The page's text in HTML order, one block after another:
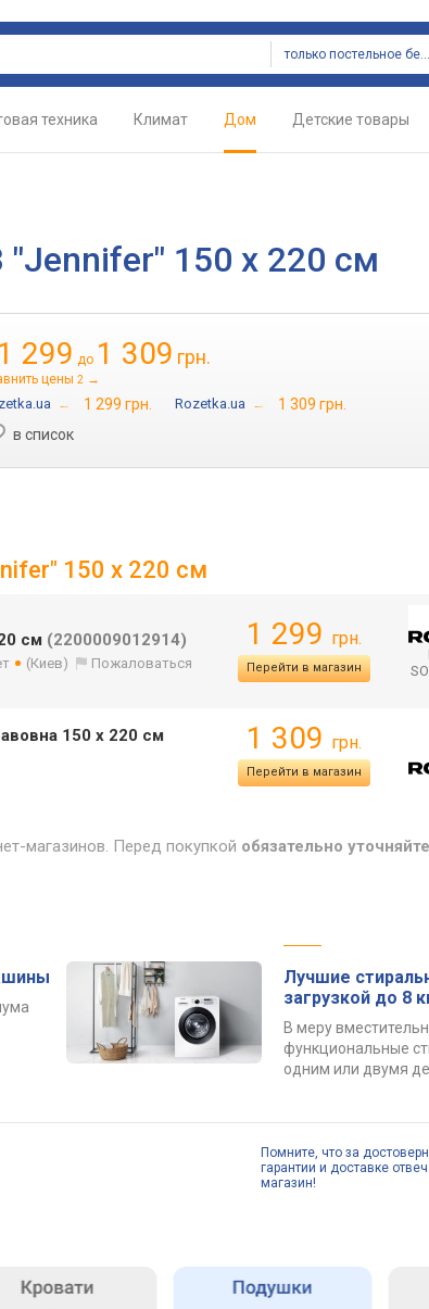
только постельное белье
техника Климат Дом Детские товары
150 х 220 см
1 299 до 1 309 грн.
цены 2 →
→ 1 299 грн. Rozetka.ua →
1 309 грн.
в список
150 х 220 см
см (2200009012914)
(Киев) Пожаловаться
1 299 грн.
Перейти в магазин
150 х 220 см
1 309 грн.
Перейти в магазин
магазинов. Перед покупкой обязательно
Лучшие
загрузкой до 8
В меру
функциональные
одним или двумя
Помните, что за
гарантии и доставке
магазин!